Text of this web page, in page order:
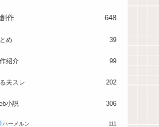
作 648
め 39
紹介 99
夫スレ 202
小説 306
ハーメルン 111